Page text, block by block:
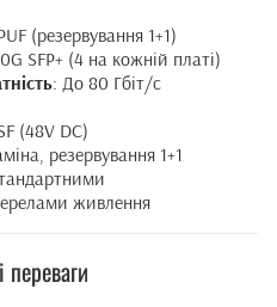
(резервування 1+1)
SFP+ (4 на кожній платі)
: До 80 Гбіт/с
(48V DC)
резервування 1+1
живлення